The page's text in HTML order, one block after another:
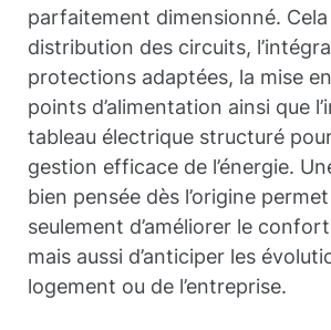
parfaitement dimensionné.
distribution des circuits,
protections adaptées, la mise
points d’alimentation ainsi que
tableau électrique structuré
gestion efficace de l’énergie.
bien pensée dès l’origine
seulement d’améliorer le
mais aussi d’anticiper les
logement ou de l’entreprise.